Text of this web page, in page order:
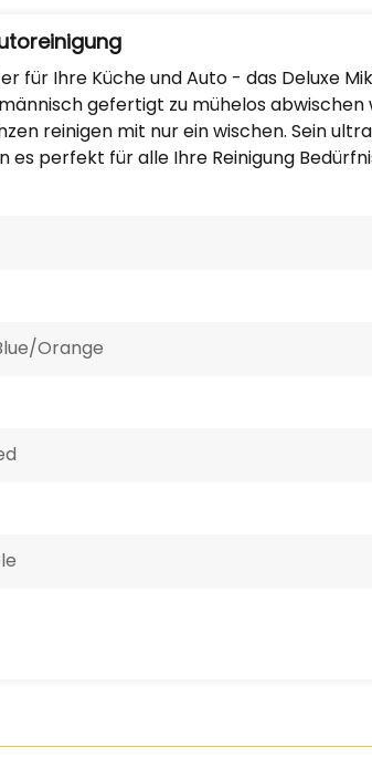
für Ihre Küche undAuto - das Deluxe
gefertigt zu mühelos abwischen
reinigen mit nur einwischen. Sein ultra
es perfekt für alle Ihre Reinigung
Orange